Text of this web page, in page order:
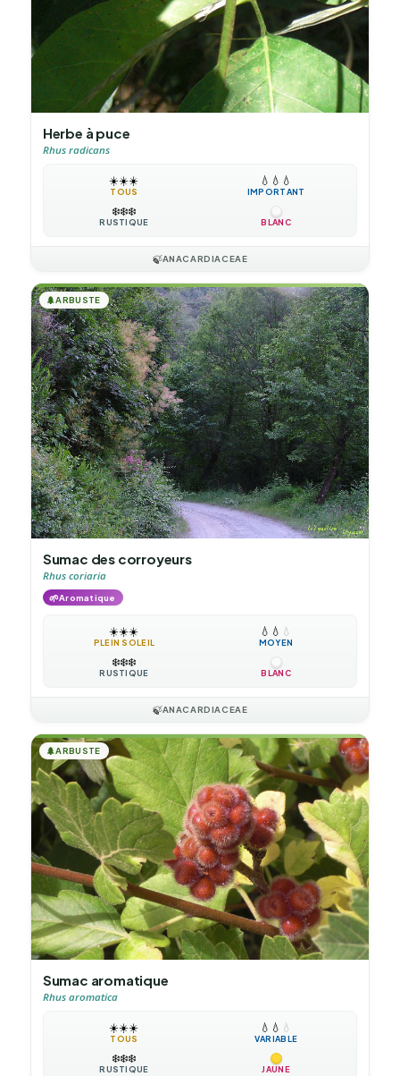
Herbe à puce
Rhus radicans
☀️☀️☀️
TOUS
💧 💧 💧
IMPORTANT
❄️❄️❄️
RUSTIQUE BLANC
🍃ANACARDIACEAE
🌲ARBUSTE
Sumac des corroyeurs
Rhus coriaria
🌱Aromatique
☀️☀️☀️
PLEIN SOLEIL
💧 💧 💧
MOYEN
❄️❄️❄️
RUSTIQUE BLANC
🍃ANACARDIACEAE
🌲ARBUSTE
Sumac aromatique
Rhus aromatica
☀️☀️☀️
TOUS
💧 💧 💧
VARIABLE
❄️❄️❄️
RUSTIQUE JAUNE